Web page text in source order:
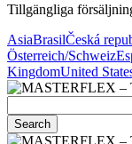
Tillgängliga
AsiaBrasilČeská
Österreich/Schweiz
KingdomUnited
Search